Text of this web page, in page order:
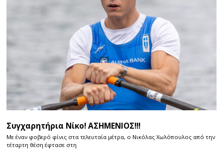
Συγχαρητήρια Νίκο! ΑΣΗΜΕΝΙΟΣ!!!
Με έναν φοβερό φίνις στα τελευταία μέτρα, ο Νικόλας Χωλόπουλος από την
τέταρτη θέση έφτασε στη